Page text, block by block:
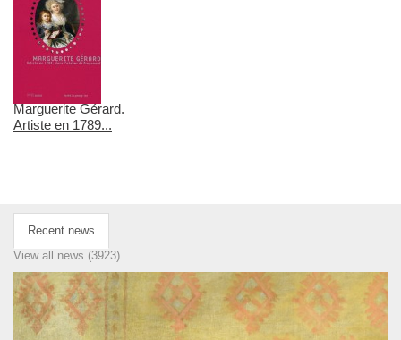
Marguerite Gérard.
Artiste en 1789...
Recent news
View all news (3923)